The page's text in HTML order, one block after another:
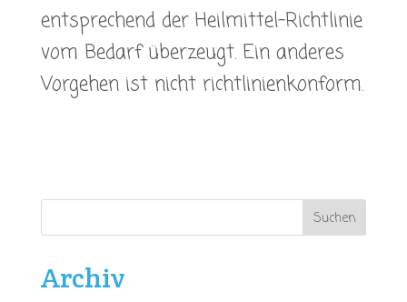
entsprechend der Heilmittel-Richtlinie
vom Bedarf überzeugt. Ein anderes
Vorgehen ist nicht richtlinienkonform.
Archiv